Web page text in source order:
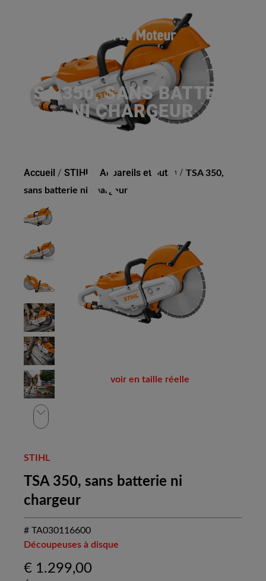
TSA 350, SANS BATTERIE
NI CHARGEUR
Accueil / STIHL Appareils et outils / TSA 350,
sans batterie ni chargeur
voir en taille réelle
STIHL
TSA 350, sans batterie ni
chargeur
# TA030116600
Découpeuses à disque
€ 1.299,00